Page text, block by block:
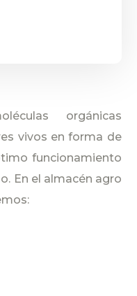
orgánicas
vivos en forma de
funcionamiento
En el almacén agro